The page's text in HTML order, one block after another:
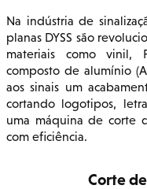
Na indústria de
planas DYSS são
materiais como vinil,
composto de alumínio
aos sinais um
cortando logotipos,
uma máquina de corte
com eficiência.
Corte